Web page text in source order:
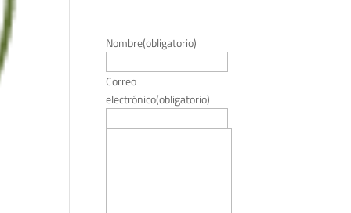
Nombre(obligatorio)
Correo
electrónico(obligatorio)